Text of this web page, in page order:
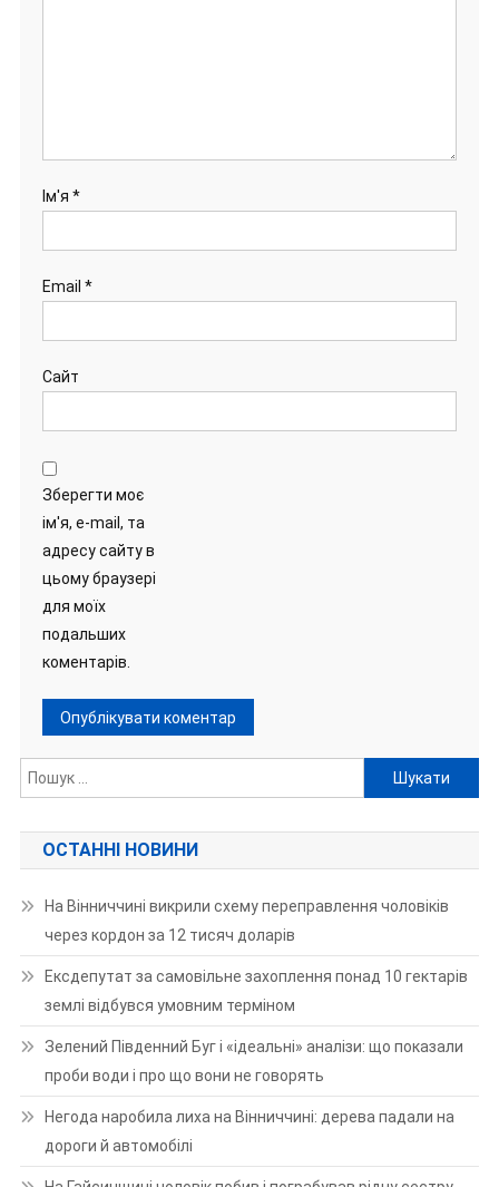
Ім'я *
Email *
Сайт
Зберегти моє
ім'я, e-mail, та
адресу сайту в
цьому браузері
для моїх
подальших
коментарів.
Пошук:
ОСТАННІ НОВИНИ
На Вінниччині викрили схему переправлення чоловіків
через кордон за 12 тисяч доларів
Ексдепутат за самовільне захоплення понад 10 гектарів
землі відбувся умовним терміном
Зелений Південний Буг і «ідеальні» аналізи: що показали
проби води і про що вони не говорять
Негода наробила лиха на Вінниччині: дерева падали на
дороги й автомобілі